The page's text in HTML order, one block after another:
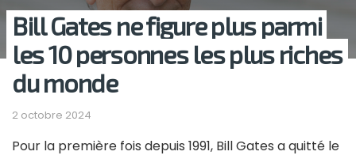
Bill Gates ne figure plus parmi
les 10 personnes les plus riches
du monde
2 octobre 2024
Pour la première fois depuis 1991, Bill Gates a quitté le